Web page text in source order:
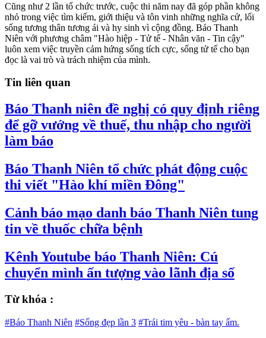
Cũng như 2 lần tổ chức trước, cuộc thi năm nay đã góp phần không
nhỏ trong việc tìm kiếm, giới thiệu và tôn vinh những nghĩa cử, lối
sống tương thân tương ái và hy sinh vì cộng đồng. Báo Thanh
Niên với phương châm "Hào hiệp - Tử tế - Nhân văn - Tin cậy"
luôn xem việc truyền cảm hứng sống tích cực, sống tử tế cho bạn
đọc là vai trò và trách nhiệm của mình.
Tin liên quan
Báo Thanh niên đề nghị có quy định riêng
để gỡ vướng về thuế, thu nhập cho người
làm báo
Báo Thanh Niên tổ chức phát động cuộc
thi viết "Hào khí miền Đông"
Cảnh báo mạo danh báo Thanh Niên tung
tin về thuốc chữa bệnh
Kênh Youtube báo Thanh Niên: Cú
chuyển mình ấn tượng vào lãnh địa số
Từ khóa :
#Báo Thanh Niên #Sống đẹp lần 3 #Trái tim yêu - bàn tay ấm.